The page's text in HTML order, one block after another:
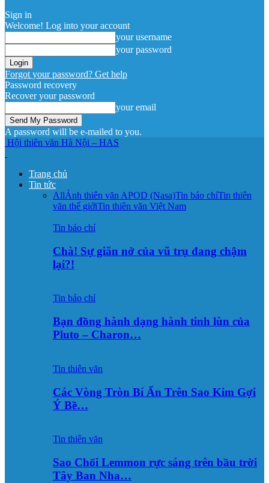
Sign in
Welcome! Log into your account
your username
your password
Forgot your password? Get help
Password recovery
Recover your password
your email
A password will be e-mailed to you.
Hội thiên văn Hà Nội – HAS
Trang chủ
Tin tức
AllẢnh thiên văn APOD (Nasa)Tin báo chíTin thiên
văn thế giớiTin thiên văn Việt Nam
Tin báo chí
Chà! Sự giãn nở của vũ trụ đang chậm
lại?!
Tin báo chí
Bạn đồng hành dạng hành tinh lùn của
Pluto – Charon…
Tin thiên văn
Các Vòng Tròn Bí Ẩn Trên Sao Kim Gợi
Ý Bề…
Tin thiên văn
Sao Chổi Lemmon rực sáng trên bầu trời
Tây Ban Nha…